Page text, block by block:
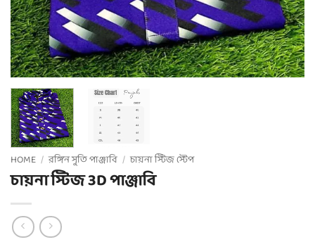
HOME / রঙ্গিন সুতি পাঞ্জাবি / চায়না স্টিজ স্টেপ
চায়না স্টিজ 3D পাঞ্জাবি